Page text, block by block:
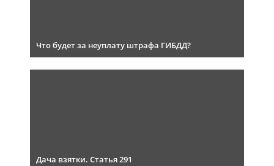
Что будет за неуплату штрафа ГИБДД?
Дача взятки. Статья 291